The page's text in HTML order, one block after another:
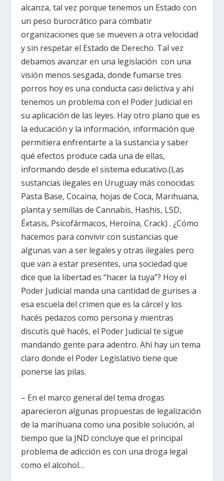
alcanza, tal vez porque tenemos un Estado con
un peso burocrático para combatir
organizaciones que se mueven a otra velocidad
y sin respetar el Estado de Derecho. Tal vez
debamos avanzar en una legislación con una
visión menos sesgada, donde fumarse tres
porros hoy es una conducta casi delictiva y ahí
tenemos un problema con el Poder Judicial en
su aplicación de las leyes. Hay otro plano que es
la educación y la información, información que
permitiera enfrentarte a la sustancia y saber
qué efectos produce cada una de ellas,
informando desde el sistema educativo.(Las
sustancias ilegales en Uruguay más conocidas:
Pasta Base, Cocaína, hojas de Coca, Marihuana,
planta y semillas de Cannabis, Hashis, LSD,
Éxtasis, Psicofármacos, Heroína, Crack) . ¿Cómo
hacemos para convivir con sustancias que
algunas van a ser legales y otras ilegales pero
que van a estar presentes, una sociedad que
dice que la libertad es “hacer la tuya”? Hoy el
Poder Judicial manda una cantidad de gurises a
esa escuela del crimen que es la cárcel y los
hacés pedazos como persona y mientras
discutís qué hacés, el Poder Judicial te sigue
mandando gente para adentro. Ahí hay un tema
claro donde el Poder Legislativo tiene que
ponerse las pilas.
– En el marco general del tema drogas
aparecieron algunas propuestas de legalización
de la marihuana como una posible solución, al
tiempo que la JND concluye que el principal
problema de adicción es con una droga legal
como el alcohol…